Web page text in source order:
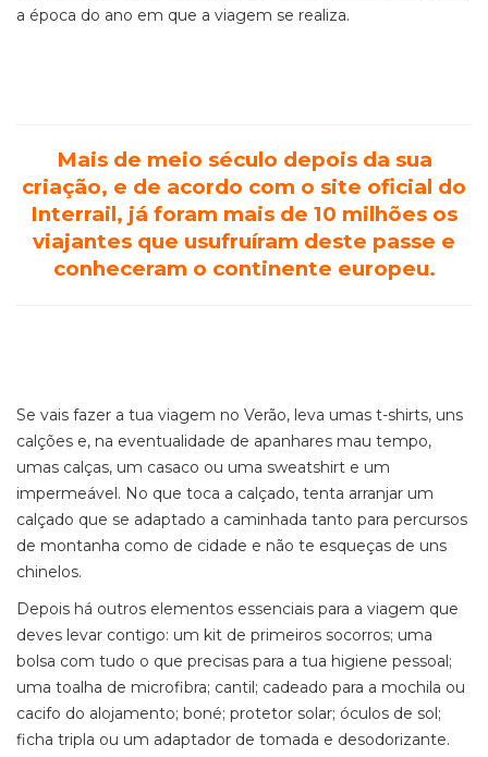
a época do ano em que a viagem se realiza.
Mais de meio século depois da sua
criação, e de acordo com o site oficial do
Interrail, já foram mais de 10 milhões os
viajantes que usufruíram deste passe e
conheceram o continente europeu.
Se vais fazer a tua viagem no Verão, leva umas t-shirts, uns
calções e, na eventualidade de apanhares mau tempo,
umas calças, um casaco ou uma sweatshirt e um
impermeável. No que toca a calçado, tenta arranjar um
calçado que se adaptado a caminhada tanto para percursos
de montanha como de cidade e não te esqueças de uns
chinelos.
Depois há outros elementos essenciais para a viagem que
deves levar contigo: um kit de primeiros socorros; uma
bolsa com tudo o que precisas para a tua higiene pessoal;
uma toalha de microfibra; cantil; cadeado para a mochila ou
cacifo do alojamento; boné; protetor solar; óculos de sol;
ficha tripla ou um adaptador de tomada e desodorizante.